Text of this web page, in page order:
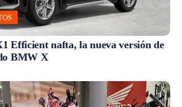
Efficient nafta, la nueva versión de
BMW X